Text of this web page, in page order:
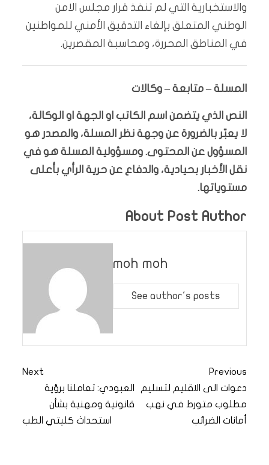
والاستخبارية التي لم تنفذ قرار مجلس الامن
الوطني المتعلق بإلغاء التدقيق الأمني للمواطنين
في المناطق المحررة، ومحاسبة المقصرين.
المسلة – متابعة – وكالات
النص الذي يتضمن اسم الكاتب او الجهة او الوكالة،
لا يعبّر بالضرورة عن وجهة نظر المسلة، والمصدر هو
المسؤول عن المحتوى. ومسؤولية المسلة هو في
نقل الأخبار بحيادية، والدفاع عن حرية الرأي بأعلى
مستوياتها.
About Post Author
moh moh
See author's posts
Previous
دعوات الى الاقليم لتسليم
مطلوب متورط في نهب
أمانات الضرائب
Next
العبودي: تعاملنا برؤية
قانونية ومهنية بشأن
استحداث كليتي الطب